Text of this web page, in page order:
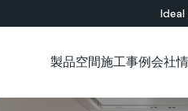
製品
セメント系
空間施工事例会社
ついて
用ショップ